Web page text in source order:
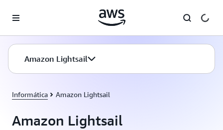
Amazon Lightsail
Informática Amazon Lightsail
Amazon Lightsail